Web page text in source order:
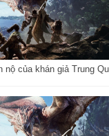
nộ của khán giả Trung